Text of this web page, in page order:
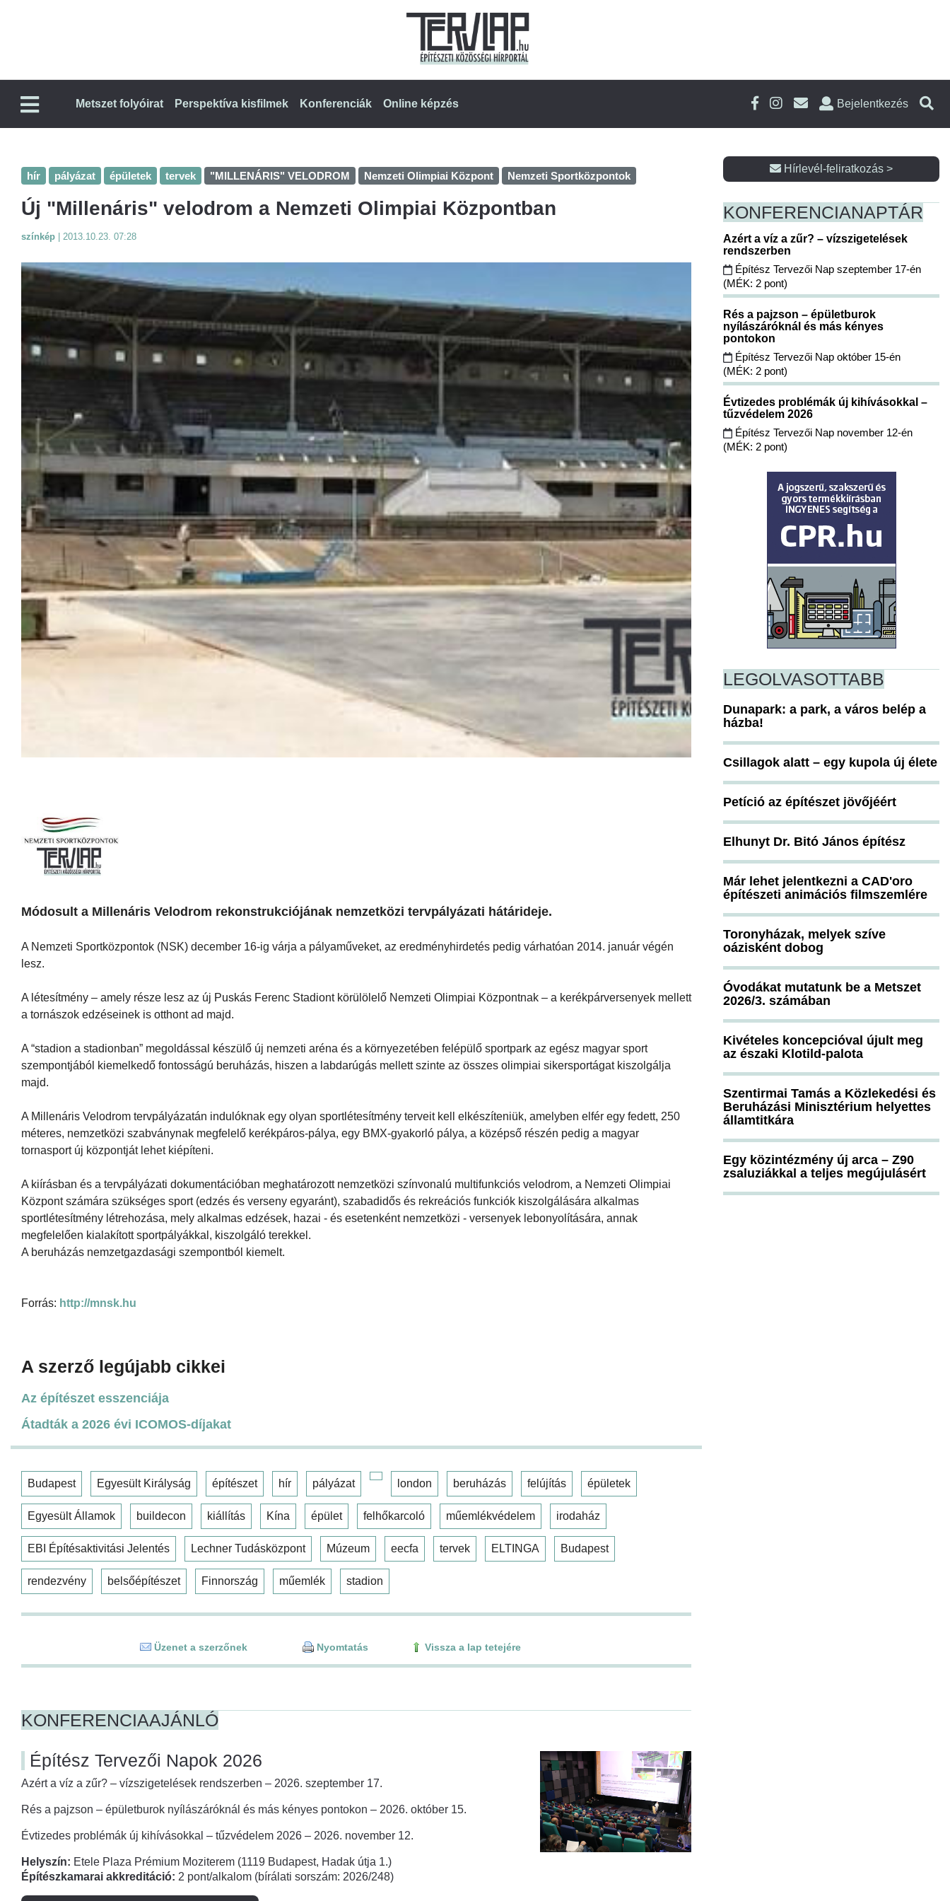
Metszet folyóirat Perspektíva kisfilmek Konferenciák Online képzés Bejelentkezés
hír pályázat épületek tervek "MILLENÁRIS" VELODROM Nemzeti Olimpiai Központ Nemzeti Sportközpontok
Új "Millenáris" velodrom a Nemzeti Olimpiai Központban
színkép 2013.10.23. 07:28
Módosult a Millenáris Velodrom rekonstrukciójának nemzetközi tervpályázati hátárideje.
A Nemzeti Sportközpontok (NSK) december 16-ig várja a pályaműveket, az eredményhirdetés pedig várhatóan 2014. január végén
lesz.
A létesítmény – amely része lesz az új Puskás Ferenc Stadiont körülölelő Nemzeti Olimpiai Központnak – a kerékpárversenyek mellett
a tornászok edzéseinek is otthont ad majd.
A “stadion a stadionban” megoldással készülő új nemzeti aréna és a környezetében felépülő sportpark az egész magyar sport
szempontjából kiemelkedő fontosságú beruházás, hiszen a labdarúgás mellett szinte az összes olimpiai sikersportágat kiszolgálja
majd.
A Millenáris Velodrom tervpályázatán indulóknak egy olyan sportlétesítmény terveit kell elkészíteniük, amelyben elfér egy fedett, 250
méteres, nemzetközi szabványnak megfelelő kerékpáros-pálya, egy BMX-gyakorló pálya, a középső részén pedig a magyar
tornasport új központját lehet kiépíteni.
A kiírásban és a tervpályázati dokumentációban meghatározott nemzetközi színvonalú multifunkciós velodrom, a Nemzeti Olimpiai
Központ számára szükséges sport (edzés és verseny egyaránt), szabadidős és rekreációs funkciók kiszolgálására alkalmas
sportlétesítmény létrehozása, mely alkalmas edzések, hazai - és esetenként nemzetközi - versenyek lebonyolítására, annak
megfelelően kialakított sportpályákkal, kiszolgáló terekkel.
A beruházás nemzetgazdasági szempontból kiemelt.
Forrás: http://mnsk.hu
A szerző legújabb cikkei
Az építészet esszenciája
Átadták a 2026 évi ICOMOS-díjakat
Budapest Egyesült Királyság építészet hír pályázat london beruházás felújítás épületek
Egyesült Államok buildecon kiállítás Kína épület felhőkarcoló műemlékvédelem irodaház
EBI Építésaktivitási Jelentés Lechner Tudásközpont Múzeum eecfa tervek ELTINGA Budapest
rendezvény belsőépítészet Finnország műemlék stadion
Üzenet a szerzőnek Nyomtatás Vissza a lap tetejére
KONFERENCIAAJÁNLÓ
Építész Tervezői Napok 2026
Azért a víz a zűr? – vízszigetelések rendszerben – 2026. szeptember 17.
Rés a pajzson – épületburok nyílászáróknál és más kényes pontokon – 2026. október 15.
Évtizedes problémák új kihívásokkal – tűzvédelem 2026 – 2026. november 12.
Helyszín: Etele Plaza Prémium Moziterem (1119 Budapest, Hadak útja 1.)
Építészkamarai akkreditáció: 2 pont/alkalom (bírálati sorszám: 2026/248)
Hírlevél-feliratkozás >
KONFERENCIANAPTÁR
Azért a víz a zűr? – vízszigetelések
rendszerben
Építész Tervezői Nap szeptember 17-én
(MÉK: 2 pont)
Rés a pajzson – épületburok
nyílászáróknál és más kényes
pontokon
Építész Tervezői Nap október 15-én
(MÉK: 2 pont)
Évtizedes problémák új kihívásokkal –
tűzvédelem 2026
Építész Tervezői Nap november 12-én
(MÉK: 2 pont)
LEGOLVASOTTABB
Dunapark: a park, a város belép a
házba!
Csillagok alatt – egy kupola új élete
Petíció az építészet jövőjéért
Elhunyt Dr. Bitó János építész
Már lehet jelentkezni a CAD'oro
építészeti animációs filmszemlére
Toronyházak, melyek szíve
oázisként dobog
Óvodákat mutatunk be a Metszet
2026/3. számában
Kivételes koncepcióval újult meg
az északi Klotild-palota
Szentirmai Tamás a Közlekedési és
Beruházási Minisztérium helyettes
államtitkára
Egy közintézmény új arca – Z90
zsaluziákkal a teljes megújulásért